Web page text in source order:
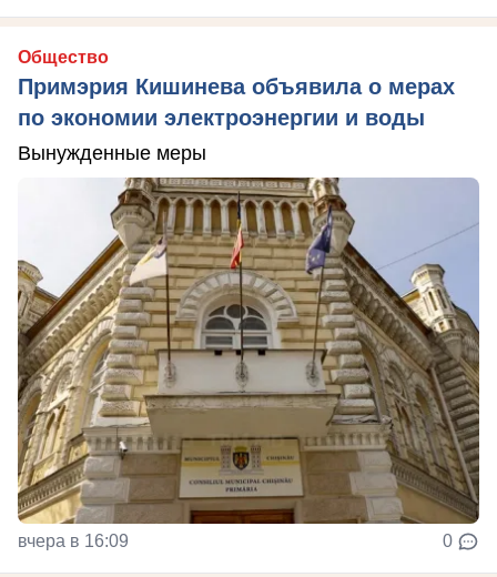
Общество
Примэрия Кишинева объявила о мерах
по экономии электроэнергии и воды
Вынужденные меры
вчера в 16:09 0